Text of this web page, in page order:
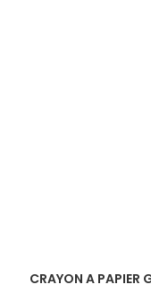
CRAYON A PAPIER